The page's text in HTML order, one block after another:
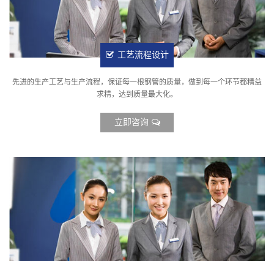
工艺流程设计
先进的生产工艺与生产流程，保证每一根钢管的质量，做到每一个环节都精益
求精，达到质量最大化。
立即咨询